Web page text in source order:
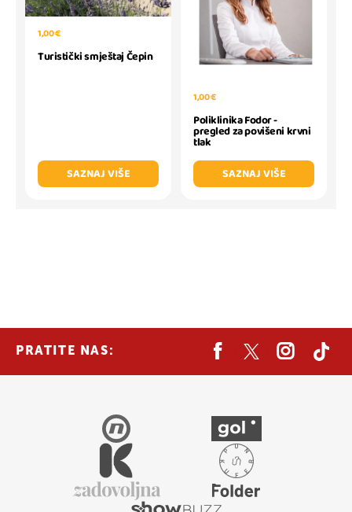
1,00 €
Turistički smještaj Čepin
SAZNAJ VIŠE
1,00 €
Poliklinika Fodor -
pregled za povišeni krvni
tlak
SAZNAJ VIŠE
PRATITE NAS: